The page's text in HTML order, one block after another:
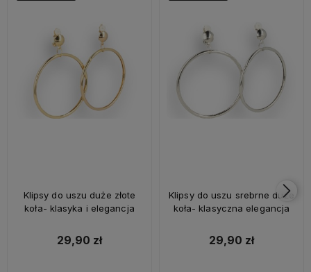
Klipsy do uszu duże złote
koła- klasyka i elegancja
29,90 zł
Klipsy do uszu srebrne duże
koła- klasyczna elegancja
29,90 zł